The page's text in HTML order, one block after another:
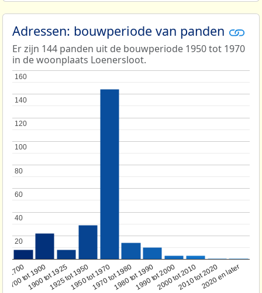
Adressen: bouwperiode van panden
Er zijn 144 panden uit de bouwperiode 1950 tot 1970
in de woonplaats Loenersloot.
1700
1700 tot 1900
1900 tot 19251925 tot 19501950 tot 19701970 tot 19801980 tot 19901990 tot 20002000 tot 20102010 tot 20202020 en later
20
20
40
40
60
60
80
80
100
100
120
120
140
140
160
160